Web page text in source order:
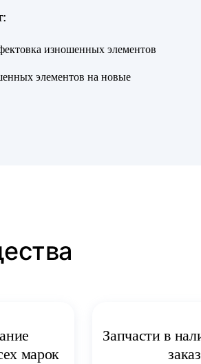
изношенных элементов
элементов на новые
марок
Запчасти в
заказ